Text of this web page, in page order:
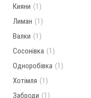
Кияни (1)
Лиман (1)
Валки (1)
Сосонівка (1)
Одноробівка (1)
Хотімля (1)
Заброди (1)